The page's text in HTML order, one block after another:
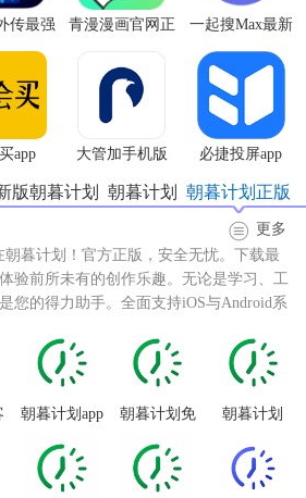
可根据自身需求，自定义任务类别
等），并设置优先级和截止日期。
定时提醒、地点提醒等多种方式，确
传最强
血版
青漫漫画官网正
一起搜Max最新
版
app 大管加手机版 必捷投屏app
朝暮计划正版
朝暮计划
版朝暮计划
更多
暮计划！官方正版，安全无忧。下载最
验前所未有的创作乐趣。无论是学习、工
您的得力助手。全面支持iOS与Android系
朝暮计划app
朝暮计划免
朝暮计划